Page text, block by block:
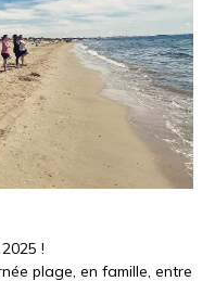
!
plage, en famille, entre